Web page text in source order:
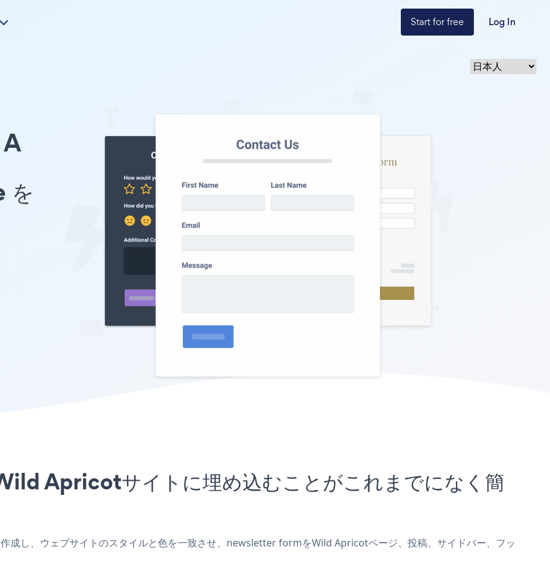
Start for free Log In
Apricotサイトに埋め込むことがこれまでになく簡
し、ウェブサイトのスタイルと色を一致させ、newsletter formをWild Apricotページ、投稿、サイドバー、フッ